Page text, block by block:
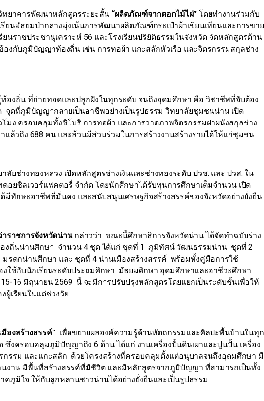
ทยาคารพัฒนาหลักสูตรระยะสั้น “ผลิตภัณฑ์จากตอกไม้ไผ่” โดยทำงานร่วมกับ
นมัธยมป่ากลางมุ่งเน้นการพัฒนาผลิตภัณฑ์กระเป๋าผ้าเขียนเทียนและการขาย
นราชประชานุเคราะห์ 56 และโรงเรียนปริยัติธรรมในจังหวัด จัดหลักสูตรด้าน
องกับภูมิปัญญาท้องถิ่น เช่น การทอผ้า แกะสลักหัวเรือ และจิตรกรรมสกุลช่าง
งถิ่น ที่ถ่ายทอดและปลูกฝังในทุกระดับ จนถึงอุดมศึกษา คือ วิชาชีพที่จับต้อง
จุดที่ภูมิปัญญากลายเป็นอาชีพอย่างเป็นรูปธรรม วิทยาลัยชุมชนน่าน เปิด
มง ครอบคลุมทั้งชิโบริ การทอผ้า และการวาดภาพจิตรกรรมฝาผนังสกุลช่าง
แล้วถึง 688 คน และล้วนมีส่วนร่วมในการสร้างงานสร้างรายได้ให้แก่ชุมชน
ยช่างทองหลวง เปิดหลักสูตรช่างเงินและช่างทองระดับ ปวช. และ ปวส. ใน
อยซิลเวอร์แฟคตอรี่ จำกัด โดยนักศึกษาได้รับทุนการศึกษาเต็มจำนวน เปิด
ด้มีทักษะอาชีพที่มั่นคง และสนับสนุนเศรษฐกิจสร้างสรรค์ของจังหวัดอย่างยั่งยืน
ราชการจังหวัดน่านกล่าวว่า ขณะนี้ศึกษาธิการจังหวัดน่าน ได้จัดทำฉบับร่าง
งถิ่นน่านศึกษา จำนวน 4 ชุด ได้แก่ ชุดที่ 1 ภูมิทัศน์ วัฒนธรรมน่าน ชุดที่ 2
มรดกน่านศึกษา และ ชุดที่ 4 น่านเมืองสร้างสรรค์ พร้อมทั้งคู่มือการใช้
งใช้กับนักเรียนระดับประถมศึกษา มัธยมศึกษา อุดมศึกษาและอาชีวะศึกษา
16 มิถุนายน 2569 นี้ จะมีการปรับปรุงหลักสูตรโดยแยกเป็นระดับชั้นเพื่อให้
ผู้เรียนในแต่ช่วงวัย
องสร้างสรรค์” เพื่อขยายผลองค์ความรู้ด้านหัตถกรรมและศิลปะพื้นบ้านในทุก
ซึ่งครอบคลุมภูมิปัญญาถึง 6 ด้าน ได้แก่ งานเครื่องปั้นดินเผาและปูนปั้น เครื่อง
กรรม และแกะสลัก ด้วยโครงสร้างที่ครอบคลุมตั้งแต่อนุบาลจนถึงอุดมศึกษา มี
งาน มีพื้นที่สร้างสรรค์ที่มีชีวิต และมีหลักสูตรจากภูมิปัญญา ที่สามารถเป็นทั้ง
คภูมิใจ ให้กับลูกหลานชาวน่านได้อย่างยั่งยืนและเป็นรูปธรรม